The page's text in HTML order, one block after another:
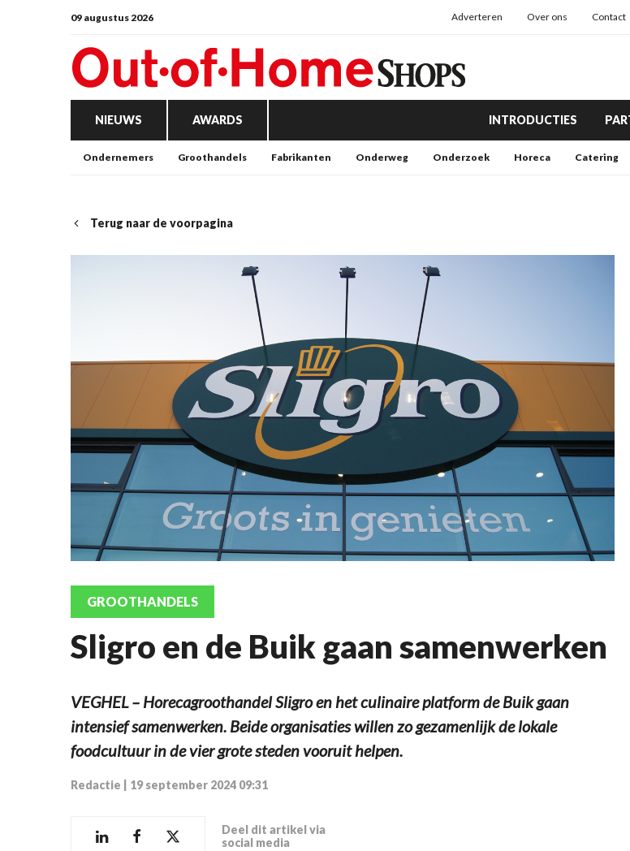
09 augustus 2026 Adverteren Over ons Contact
NIEUWS AWARDS INTRODUCTIES
Ondernemers Groothandels Fabrikanten Onderweg Onderzoek Horeca Catering
Terug naar de voorpagina
GROOTHANDELS
Sligro en de Buik gaan samenwerken
VEGHEL – Horecagroothandel Sligro en het culinaire platform de Buik gaan
intensief samenwerken. Beide organisaties willen zo gezamenlijk de lokale
foodcultuur in de vier grote steden vooruit helpen.
Redactie 19 september 2024 09:31
Deel dit artikel via
social media